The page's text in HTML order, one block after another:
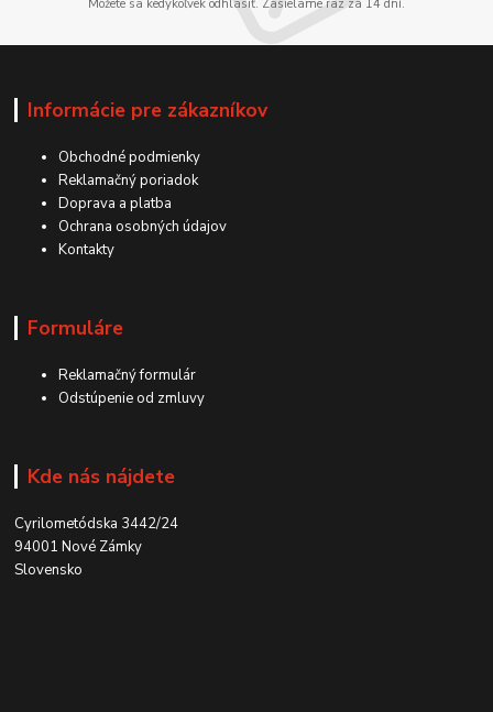
Môžete sa kedykoľvek odhlásiť. Zasielame raz za 14 dní.
Informácie pre zákazníkov
Obchodné podmienky
Reklamačný poriadok
Doprava a platba
Ochrana osobných údajov
Kontakty
Formuláre
Reklamačný formulár
Odstúpenie od zmluvy
Kde nás nájdete
Cyrilometódska 3442/24
94001 Nové Zámky
Slovensko